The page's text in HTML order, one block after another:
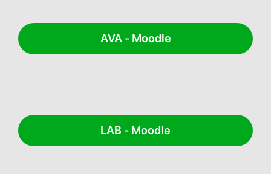
AVA - Moodle
LAB - Moodle